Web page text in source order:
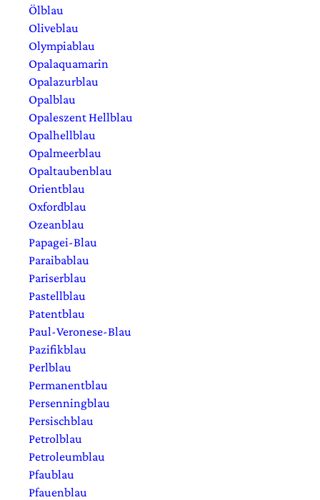
Ölblau
Oliveblau
Olympiablau
Opalaquamarin
Opalazurblau
Opalblau
Opaleszent Hellblau
Opalhellblau
Opalmeerblau
Opaltaubenblau
Orientblau
Oxfordblau
Ozeanblau
Papagei-Blau
Paraibablau
Pariserblau
Pastellblau
Patentblau
Paul-Veronese-Blau
Pazifikblau
Perlblau
Permanentblau
Persenningblau
Persischblau
Petrolblau
Petroleumblau
Pfaublau
Pfauenblau